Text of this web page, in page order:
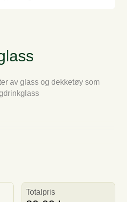
av glass og dekketøy som
Totalpris